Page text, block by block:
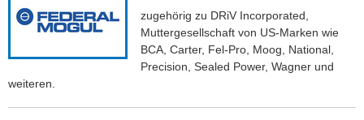
zugehörig zu DRiV Incorporated,
Muttergesellschaft von US-Marken wie
BCA, Carter, Fel-Pro, Moog, National,
Precision, Sealed Power, Wagner und
weiteren.